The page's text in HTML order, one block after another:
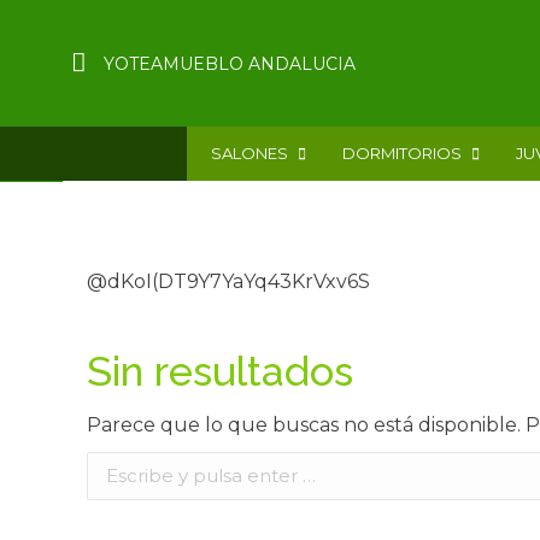
YOTEAMUEBLO ANDALUCIA
SALONES DORMITORIOS
@dKoI(DT9Y7YaYq43KrVxv6S
Sin resultados
Parece que lo que buscas no está disponible.
Buscar: